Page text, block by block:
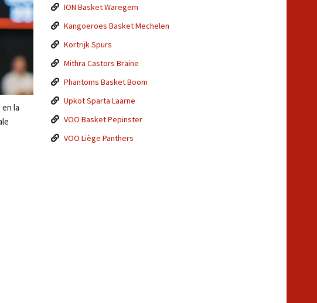
la
ION Basket Waregem
Kangoeroes Basket Mechelen
Kortrijk Spurs
Mithra Castors Braine
Phantoms Basket Boom
Upkot Sparta Laarne
VOO Basket Pepinster
VOO Liège Panthers